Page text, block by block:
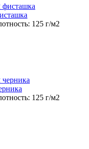
125 г/м2
125 г/м2